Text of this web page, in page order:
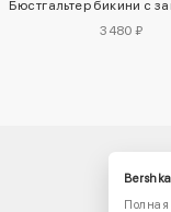
Бюстгальтер бикини с
3480 ₽
Полная